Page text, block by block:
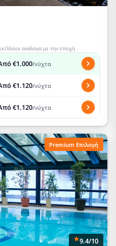
ανάλογα με την εποχή
€1.000/νύχτα
€1.120/νύχτα
€1.120/νύχτα
Premium Επιλογή
9.4/10